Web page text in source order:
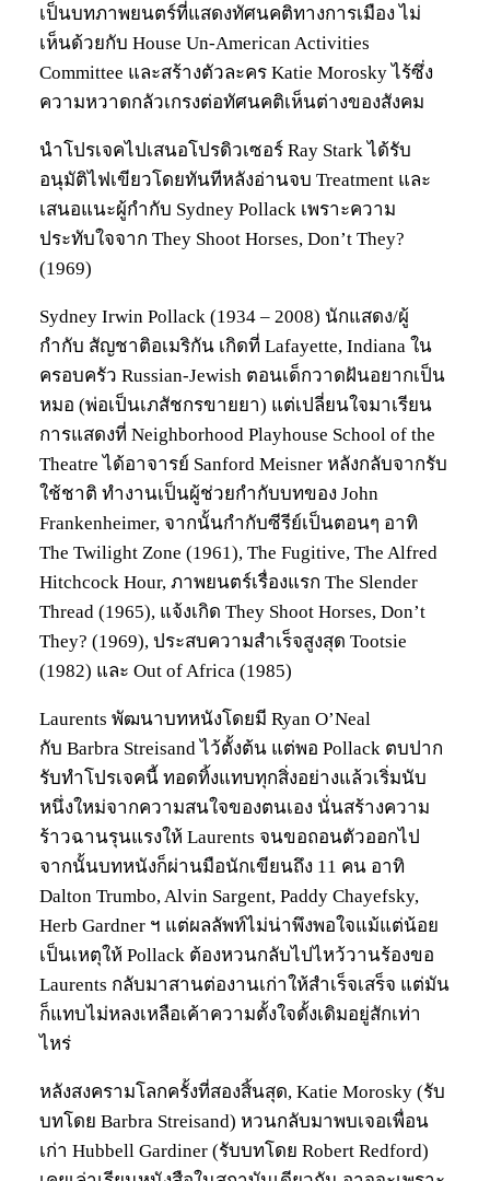
เป็นบทภาพยนตร์ที่แสดงทัศนคติทางการเมือง ไม่
เห็นด้วยกับ House Un-American Activities
Committee และสร้างตัวละคร Katie Morosky ไร้ซึ่ง
ความหวาดกลัวเกรงต่อทัศนคติเห็นต่างของสังคม
นำโปรเจคไปเสนอโปรดิวเซอร์ Ray Stark ได้รับ
อนุมัติไฟเขียวโดยทันทีหลังอ่านจบ Treatment และ
เสนอแนะผู้กำกับ Sydney Pollack เพราะความ
ประทับใจจาก They Shoot Horses, Don’t They?
(1969)
Sydney Irwin Pollack (1934 – 2008) นักแสดง/ผู้
กำกับ สัญชาติอเมริกัน เกิดที่ Lafayette, Indiana ใน
ครอบครัว Russian-Jewish ตอนเด็กวาดฝันอยากเป็น
หมอ (พ่อเป็นเภสัชกรขายยา) แต่เปลี่ยนใจมาเรียน
การแสดงที่ Neighborhood Playhouse School of the
Theatre ได้อาจารย์ Sanford Meisner หลังกลับจากรับ
ใช้ชาติ ทำงานเป็นผู้ช่วยกำกับบทของ John
Frankenheimer, จากนั้นกำกับซีรีย์เป็นตอนๆ อาทิ
The Twilight Zone (1961), The Fugitive, The Alfred
Hitchcock Hour, ภาพยนตร์เรื่องแรก The Slender
Thread (1965), แจ้งเกิด They Shoot Horses, Don’t
They? (1969), ประสบความสำเร็จสูงสุด Tootsie
(1982) และ Out of Africa (1985)
Laurents พัฒนาบทหนังโดยมี Ryan O’Neal
กับ Barbra Streisand ไว้ตั้งต้น แต่พอ Pollack ตบปาก
รับทำโปรเจคนี้ ทอดทิ้งแทบทุกสิ่งอย่างแล้วเริ่มนับ
หนึ่งใหม่จากความสนใจของตนเอง นั่นสร้างความ
ร้าวฉานรุนแรงให้ Laurents จนขอถอนตัวออกไป
จากนั้นบทหนังก็ผ่านมือนักเขียนถึง 11 คน อาทิ
Dalton Trumbo, Alvin Sargent, Paddy Chayefsky,
Herb Gardner ฯ แต่ผลลัพท์ไม่น่าพึงพอใจแม้แต่น้อย
เป็นเหตุให้ Pollack ต้องหวนกลับไปไหว้วานร้องขอ
Laurents กลับมาสานต่องานเก่าให้สำเร็จเสร็จ แต่มัน
ก็แทบไม่หลงเหลือเค้าความตั้งใจดั้งเดิมอยู่สักเท่า
ไหร่
หลังสงครามโลกครั้งที่สองสิ้นสุด, Katie Morosky (รับ
บทโดย Barbra Streisand) หวนกลับมาพบเจอเพื่อน
เก่า Hubbell Gardiner (รับบทโดย Robert Redford)